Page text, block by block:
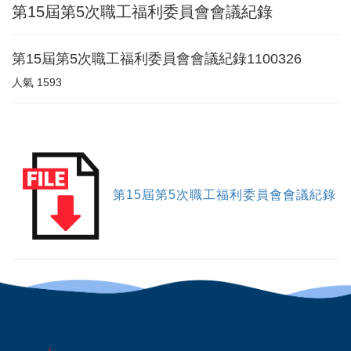
第15屆第5次職工福利委員會會議紀錄
第15屆第5次職工福利委員會會議紀錄1100326
人氣 1593
第15屆第5次職工福利委員會會議紀錄